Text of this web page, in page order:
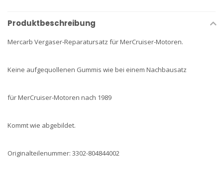
Produktbeschreibung
Mercarb Vergaser-Reparatursatz für MerCruiser-Motoren.
Keine aufgequollenen Gummis wie bei einem Nachbausatz
für MerCruiser-Motoren nach 1989
Kommt wie abgebildet.
Originalteilenummer: 3302-804844002